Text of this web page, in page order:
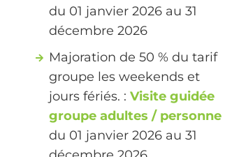
du 01 janvier 2026 au 31
décembre 2026
Majoration de 50 % du tarif
groupe les weekends et
jours fériés. :Visite guidée
groupe adultes / personne
du 01 janvier 2026 au 31